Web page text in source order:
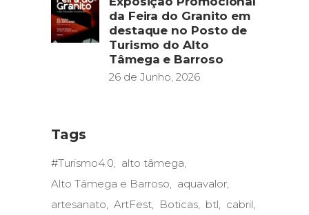
da Feira do Granito em
destaque no Posto de
Turismo do Alto
Tâmega e Barroso
26 de Junho, 2026
Tags
#Turismo4.0
alto tâmega
Alto Tâmega e Barroso
aquavalor
artesanato
ArtFest Boticas btl
cabril